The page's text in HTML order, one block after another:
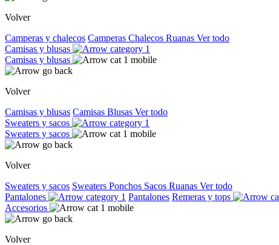
Volver
Camperas y chalecos Camperas Chalecos Ruanas Ver todo
Camisas y blusas
Camisas y blusas
Volver
Camisas y blusas Camisas Blusas Ver todo
Sweaters y sacos
Sweaters y sacos
Volver
Sweaters y sacos Sweaters Ponchos Sacos Ruanas Ver todo
Pantalones
Pantalones Remeras y tops
Accesorios
Volver